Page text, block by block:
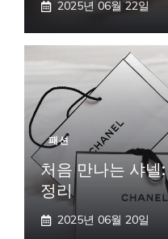
2025년 06월 22일
패션
처음 만나는 샤넬
정리
2025년 06월 20일